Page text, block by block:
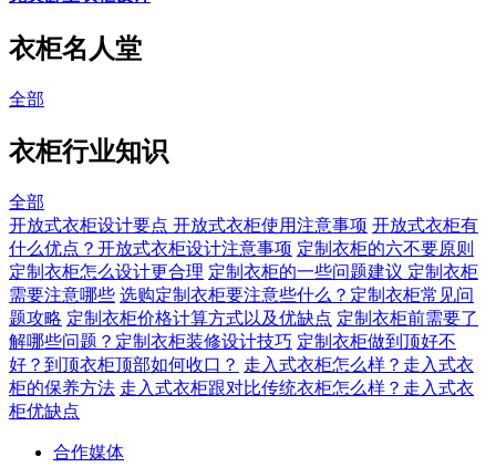
衣柜名人堂
全部
衣柜行业知识
全部
开放式衣柜设计要点 开放式衣柜使用注意事项 开放式衣柜有
什么优点？开放式衣柜设计注意事项 定制衣柜的六不要原则
定制衣柜怎么设计更合理 定制衣柜的一些问题建议 定制衣柜
需要注意哪些 选购定制衣柜要注意些什么？定制衣柜常见问
题攻略 定制衣柜价格计算方式以及优缺点 定制衣柜前需要了
解哪些问题？定制衣柜装修设计技巧 定制衣柜做到顶好不
好？到顶衣柜顶部如何收口？ 走入式衣柜怎么样？走入式衣
柜的保养方法 走入式衣柜跟对比传统衣柜怎么样？走入式衣
柜优缺点
合作媒体